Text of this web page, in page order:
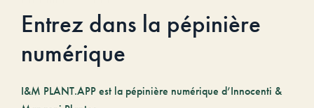
Entrez dans la pépinière
numérique
I&M PLANT.APP est la pépinière numérique d’Innocenti &